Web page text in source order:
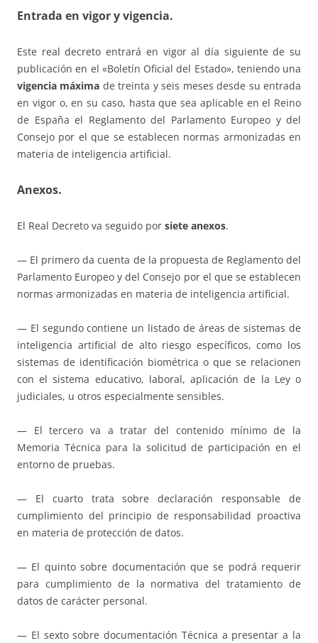
Entrada en vigor y vigencia.
Este real decreto entrará en vigor al día siguiente de su
publicación en el «Boletín Oficial del Estado», teniendo una
vigencia máxima de treinta y seis meses desde su entrada
en vigor o, en su caso, hasta que sea aplicable en el Reino
de España el Reglamento del Parlamento Europeo y del
Consejo por el que se establecen normas armonizadas en
materia de inteligencia artificial.
Anexos.
El Real Decreto va seguido por siete anexos.
— El primero da cuenta de la propuesta de Reglamento del
Parlamento Europeo y del Consejo por el que se establecen
normas armonizadas en materia de inteligencia artificial.
— El segundo contiene un listado de áreas de sistemas de
inteligencia artificial de alto riesgo específicos, como los
sistemas de identificación biométrica o que se relacionen
con el sistema educativo, laboral, aplicación de la Ley o
judiciales, u otros especialmente sensibles.
— El tercero va a tratar del contenido mínimo de la
Memoria Técnica para la solicitud de participación en el
entorno de pruebas.
— El cuarto trata sobre declaración responsable de
cumplimiento del principio de responsabilidad proactiva
en materia de protección de datos.
— El quinto sobre documentación que se podrá requerir
para cumplimiento de la normativa del tratamiento de
datos de carácter personal.
— El sexto sobre documentación Técnica a presentar a la